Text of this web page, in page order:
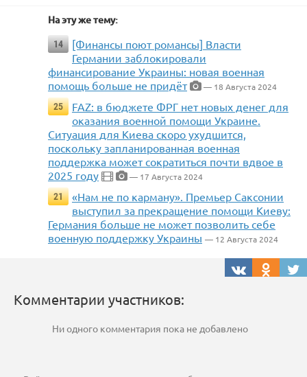
На эту же тему:
14
[Финансы поют романсы] Власти
Германии заблокировали
финансирование Украины: новая военная
помощь больше не придёт
— 18 Августа 2024
25
FAZ: в бюджете ФРГ нет новых денег для
оказания военной помощи Украине.
Ситуация для Киева скоро ухудшится,
поскольку запланированная военная
поддержка может сократиться почти вдвое в
2025 году
— 17 Августа 2024
21
«Нам не по карману». Премьер Саксонии
выступил за прекращение помощи Киеву:
Германия больше не может позволить себе
военную поддержку Украины — 12 Августа 2024
Комментарии участников:
Ни одного комментария пока не добавлено